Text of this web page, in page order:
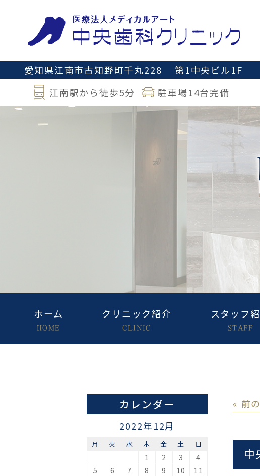
愛知県江南市古知野町千丸228
第1中央ビル1F
江南駅から徒歩5分
駐車場14台完備
ホーム
HOME
クリニック紹介
CLINIC
スタッフ
STAFF
« 前
カレンダー
2022年12月
月 火 水 木 金 土 日
1 2 3
4
5
6 7 8 9 10
11